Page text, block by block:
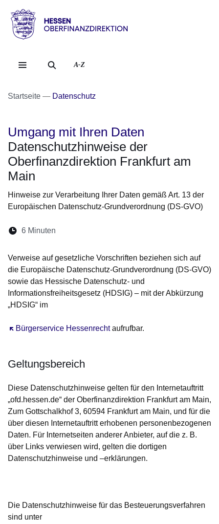
Direkt zum Kopf der
Direkt zum Inhalt
Direkt zum Fuß der
Hessen
Oberfinanzdirektion
A-Z
Startseite Datenschutz
Umgang mit Ihren Daten
Datenschutzhinweise der
Oberfinanzdirektion Frankfurt am
Main
Hinweise zur Verarbeitung Ihrer Daten gemäß Art. 13 der
Europäischen Datenschutz-Grundverordnung (DS-GVO)
Lesedauer:
6 Minuten
Verweise auf gesetzliche Vorschriften beziehen sich auf
die Europäische Datenschutz-Grundverordnung (DS-GVO)
sowie das Hessische Datenschutz- und
Informationsfreiheitsgesetz (HDSIG) – mit der Abkürzung
„HDSIG“ im
Bürgerservice Hessenrecht
Öffnet sich in einem neuen Fenster
aufrufbar.
Geltungsbereich
Diese Datenschutzhinweise gelten für den Internetauftritt
„ofd.hessen.de“ der Oberfinanzdirektion Frankfurt am Main,
Zum Gottschalkhof 3, 60594 Frankfurt am Main, und für die
über diesen Internetauftritt erhobenen personenbezogenen
Daten. Für Internetseiten anderer Anbieter, auf die z. B.
über Links verwiesen wird, gelten die dortigen
Datenschutzhinweise und –erklärungen.
Die Datenschutzhinweise für das Besteuerungsverfahren
sind unter